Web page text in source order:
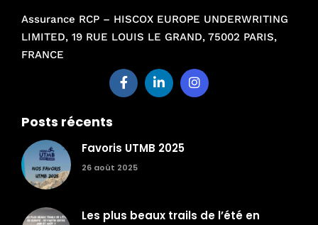
Assurance RCP – HISCOX EUROPE UNDERWRITING
LIMITED, 19 RUE LOUIS LE GRAND, 75002 PARIS,
FRANCE
Posts récents
Favoris UTMB 2025
26 août 2025
Les plus beaux trails de l’été en